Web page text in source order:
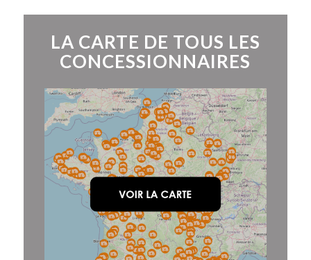
LA CARTE DE TOUS LES
CONCESSIONNAIRES